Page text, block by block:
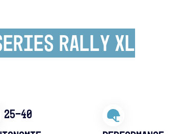
Rally XL
25-40